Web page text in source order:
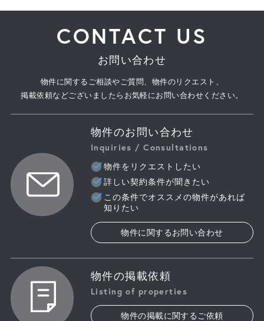
CONTACT US
お問い合わせ
物件に関するご相談やご質問、物件のリクエスト、
掲載依頼などございましたらお気軽にお問い合わせください。
物件のお問い合わせ
Inquiries / Consultations
物件をリクエストしたい
詳しい契約条件が聞きたい
この条件でオススメの物件があれば
知りたい
物件に関するお問い合わせ
物件の掲載依頼
Listing of properties
物件の掲載に関するご依頼